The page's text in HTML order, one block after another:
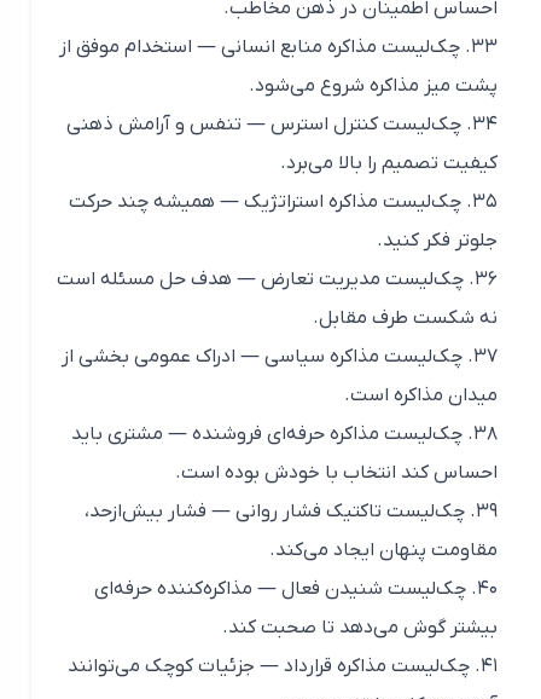
احساس اطمینان در ذهن مخاطب.
۳۳. چک‌لیست مذاکره منابع انسانی — استخدام موفق از
پشت میز مذاکره شروع می‌شود.
۳۴. چک‌لیست کنترل استرس — تنفس و آرامش ذهنی
کیفیت تصمیم را بالا می‌برد.
۳۵. چک‌لیست مذاکره استراتژیک — همیشه چند حرکت
جلوتر فکر کنید.
۳۶. چک‌لیست مدیریت تعارض — هدف حل مسئله است
نه شکست طرف مقابل.
۳۷. چک‌لیست مذاکره سیاسی — ادراک عمومی بخشی از
میدان مذاکره است.
۳۸. چک‌لیست مذاکره حرفه‌ای فروشنده — مشتری باید
احساس کند انتخاب با خودش بوده است.
۳۹. چک‌لیست تاکتیک فشار روانی — فشار بیش‌ازحد،
مقاومت پنهان ایجاد می‌کند.
۴۰. چک‌لیست شنیدن فعال — مذاکره‌کننده حرفه‌ای
بیشتر گوش می‌دهد تا صحبت کند.
۴۱. چک‌لیست مذاکره قرارداد — جزئیات کوچک می‌توانند